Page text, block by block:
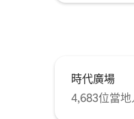
時代廣場
4,683位當地